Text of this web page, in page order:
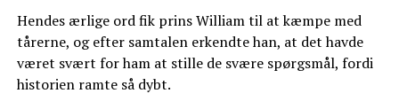
Hendes ærlige ord fik prins William til at kæmpe med
tårerne, og efter samtalen erkendte han, at det havde
været svært for ham at stille de svære spørgsmål, fordi
historien ramte så dybt.